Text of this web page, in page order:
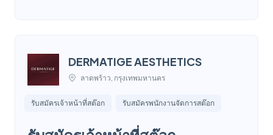
DERMATIGE AESTHETICS
ลาดพร้าว, กรุงเทพมหานคร
รับสมัครเจ้าหน้าที่สต๊อก รับสมัครพนักงานจัดการสต๊อก